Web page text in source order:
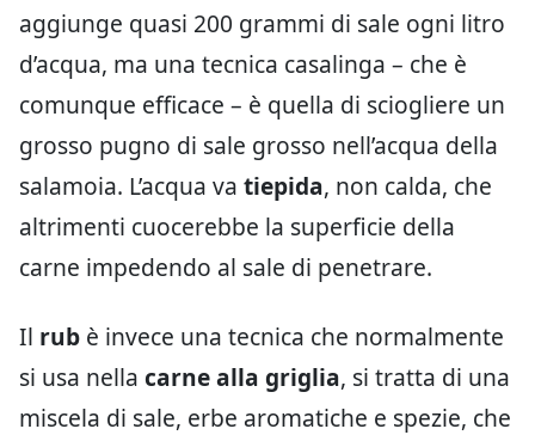
aggiunge quasi 200 grammi di sale ogni litro
d’acqua, ma una tecnica casalinga – che è
comunque efficace – è quella di sciogliere un
grosso pugno di sale grosso nell’acqua della
salamoia. L’acqua va tiepida, non calda, che
altrimenti cuocerebbe la superficie della
carne impedendo al sale di penetrare.
Il rub è invece una tecnica che normalmente
si usa nella carne alla griglia, si tratta di una
miscela di sale, erbe aromatiche e spezie, che